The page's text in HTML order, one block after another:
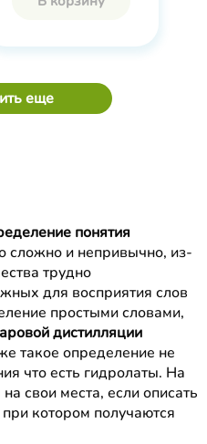
еще
понятия
сложно и непривычно, из-
трудно
для восприятия слов
простыми словами,
дистилляции
такое определение не
что есть гидролаты. На
свои места, если описать
котором получаются